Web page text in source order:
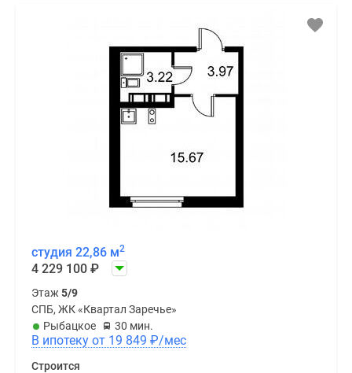
студия 22,86 м2
4 229 100 ₽
Этаж 5/9
СПБ, ЖК «Квартал Заречье»
Рыбацкое
30 мин.
В ипотеку от 19 849 ₽/мес
Строится